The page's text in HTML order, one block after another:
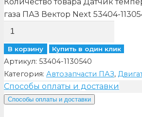
газа ПАЗ Вектор Next 53404-
В корзину Купить в один клик
Артикул: 53404-1130540
Категория: Автозапчасти ПАЗ,
Способы оплаты и доставки
Способы оплаты и доставки